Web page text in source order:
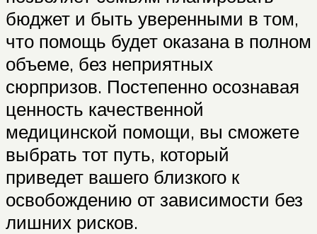
бюджет и быть уверенными в том,
что помощь будет оказана в полном
объеме, без неприятных
сюрпризов. Постепенно осознавая
ценность качественной
медицинской помощи, вы сможете
выбрать тот путь, который
приведет вашего близкого к
освобождению от зависимости без
лишних рисков.